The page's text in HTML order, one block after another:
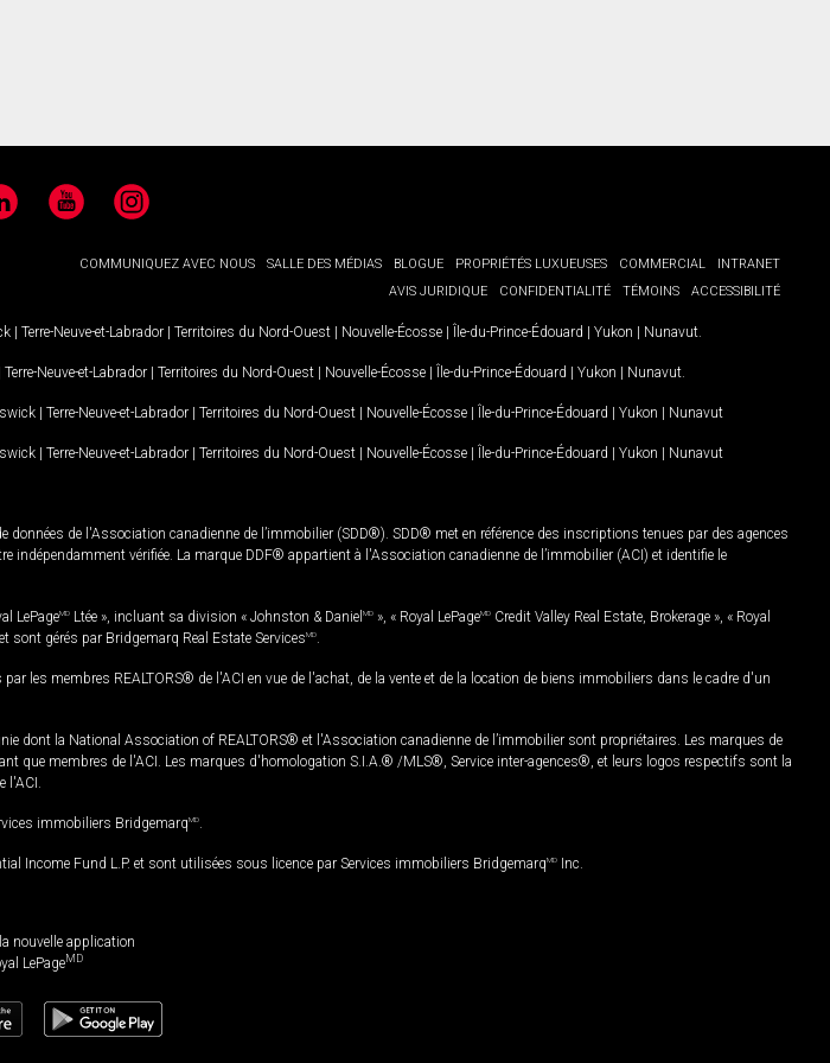
YouTubeInstagram
COMMUNIQUEZ AVEC NOUS SALLE DES MÉDIAS BLOGUE PROPRIÉTÉS LUXUEUSES COMMERCIAL
INTRANET
AVIS JURIDIQUE
CONFIDENTIALITÉ TÉMOINS ACCESSIBILITÉ
| Terre-Neuve-et-Labrador | Territoires du Nord-Ouest | Nouvelle-Écosse | Île-du-Prince-Édouard | Yukon | Nunavut
Terre-Neuve-et-Labrador | Territoires du Nord-Ouest | Nouvelle-Écosse | Île-du-Prince-Édouard | Yukon | Nunavut
| Terre-Neuve-et-Labrador | Territoires du Nord-Ouest | Nouvelle-Écosse | Île-du-Prince-Édouard | Yukon | Nunavut
| Terre-Neuve-et-Labrador | Territoires du Nord-Ouest | Nouvelle-Écosse | Île-du-Prince-Édouard | Yukon | Nunavut
données de l'Association canadienne de l’immobilier (SDD®). SDD® met en référence des inscriptions tenues par des agences
vérifiée. La marque DDF® appartient à l'Association canadienne de l’immobilier (ACI) et identifie le
LePageMD Ltée », incluant sa division « Johnston & Daniel MD », « Royal LePageMD Credit Valley Real Estate, Brokerage », « Royal
sont gérés par Bridgemarq Real Estate ServicesMD
membres REALTORS® de l'ACI en vue de l'achat, de la vente et de la location de biens immobiliers dans le cadre d'un
dont la National Association of REALTORS® et l'Association canadienne de l’immobilier sont propriétaires. Les marques de
que membres de l'ACI. Les marques d'homologation S.I.A.® /MLS®, Service inter-agences®, et leurs logos respectifs sont la
l'ACI.
immobiliers BridgemarqMD
Income Fund L.P. et sont utilisées sous licence par Services immobiliers BridgemarqMD Inc.
nouvelle application
LePageMD